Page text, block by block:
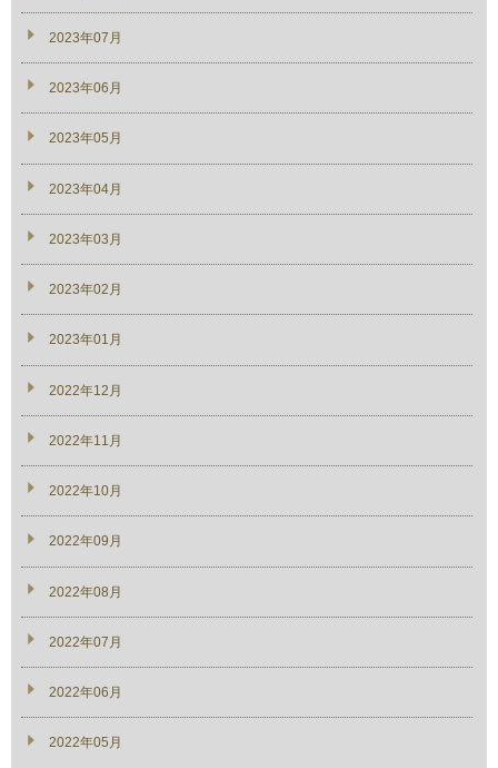
2023年07月
2023年06月
2023年05月
2023年04月
2023年03月
2023年02月
2023年01月
2022年12月
2022年11月
2022年10月
2022年09月
2022年08月
2022年07月
2022年06月
2022年05月